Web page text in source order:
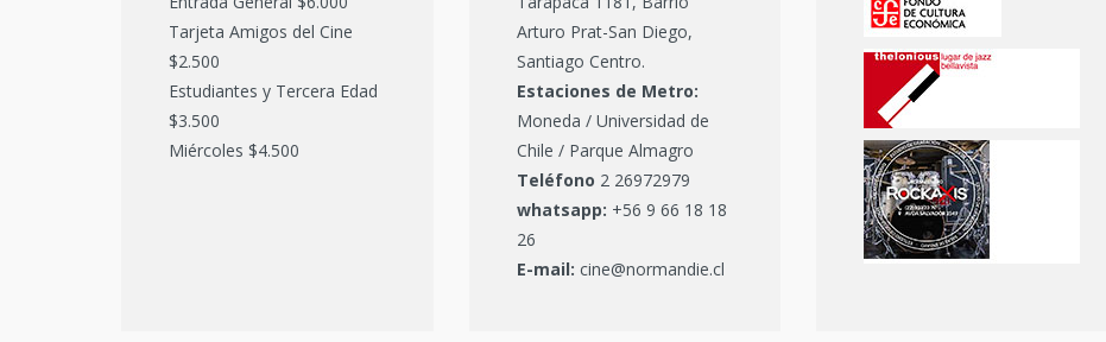
Tarjeta Amigos del Cine
$2.500
Estudiantes y Tercera Edad
$3.500
Miércoles $4.500
Arturo Prat-San Diego,
Santiago Centro.
Estaciones de Metro:
Moneda / Universidad de
Chile / Parque Almagro
Teléfono 2 26972979
whatsapp: +56 9 66 18 18
26
E-mail: cine@normandie.cl